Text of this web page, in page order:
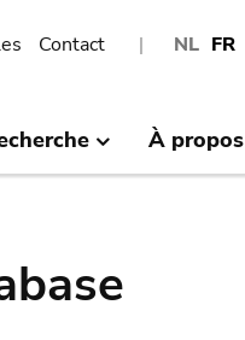
NL FR
Contact
À propos